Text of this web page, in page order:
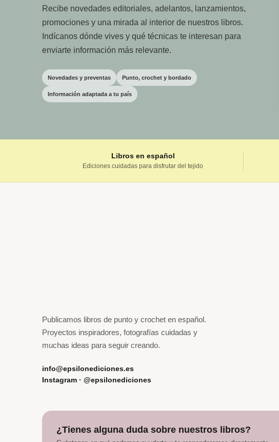
Recibe novedades editoriales, adelantos, lanzamientos,
promociones y una mirada al interior de nuestros libros.
Indícanos dónde vives y qué técnicas te interesan para
enviarte información más relevante.
Novedades y preventas Punto, crochet y bordado
Información adaptada a tu país
Libros en español
Ediciones cuidadas para disfrutar del tejido
Publicamos libros de punto y crochet en español.
Proyectos inspiradores, fotografías cuidadas y
muchas ideas para seguir creando.
info@epsilonediciones.es
Instagram · @epsilonediciones
¿Tienes alguna duda sobre nuestros libros?